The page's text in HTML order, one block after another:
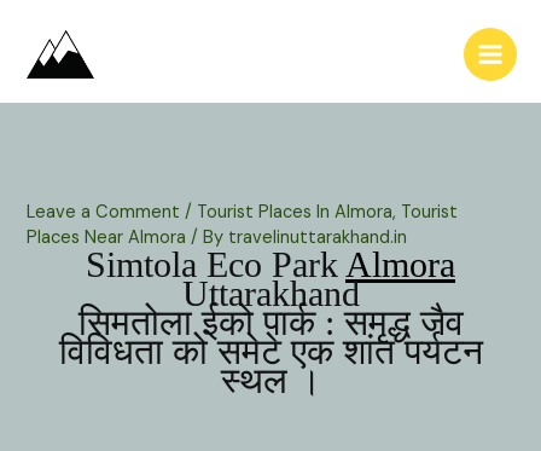
content
Leave a Comment / Tourist Places In Almora, Tourist
Places Near Almora / By travelinuttarakhand.in
Simtola Eco Park Almora
Uttarakhand
सिमतोला ईको पार्क : समृद्ध जैव
विविधता को समेटे एक शांत पर्यटन
स्थल ।